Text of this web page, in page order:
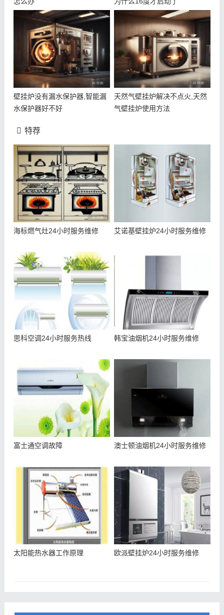
壁挂炉没有漏水保护器,智能漏
水保护器好不好
天然气壁挂炉解决不点火,天然
气壁挂炉使用方法
特荐
海标燃气灶24小时服务维修 艾诺基壁挂炉24小时服务维修
思科空调24小时服务热线 韩宝油烟机24小时服务维修
富士通空调故障 澳士顿油烟机24小时服务维修
太阳能热水器工作原理 欧派壁挂炉24小时服务维修